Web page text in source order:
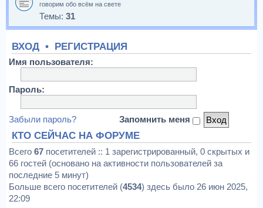
говорим обо всём на свете
Темы: 31
ВХОД • РЕГИСТРАЦИЯ
Имя пользователя:
Пароль:
Забыли пароль? Запомнить меня
КТО СЕЙЧАС НА ФОРУМЕ
Всего 67 посетителей :: 1 зарегистрированный, 0 скрытых и
66 гостей (основано на активности пользователей за
последние 5 минут)
Больше всего посетителей (4534) здесь было 26 июн 2025,
22:09